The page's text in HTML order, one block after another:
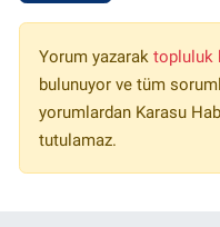
Yorum yazarak topluluk
bulunuyor ve tüm
yorumlardan Karasu
tutulamaz.